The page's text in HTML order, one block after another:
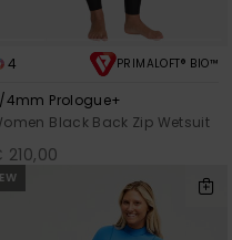
4 PRIMALOFT® BIO™
4mm Prologue+
Black Back Zip Wetsuit
210,00